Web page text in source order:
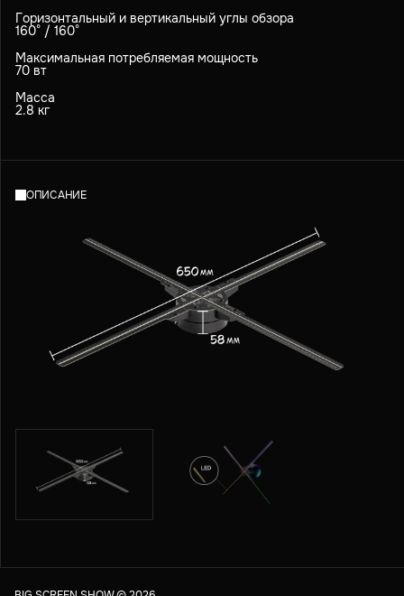
Горизонтальный и вертикальный углы обзора
160° / 160°
Максимальная потребляемая мощность
70 вт
Масса
2.8 кг
ОПИСАНИЕ